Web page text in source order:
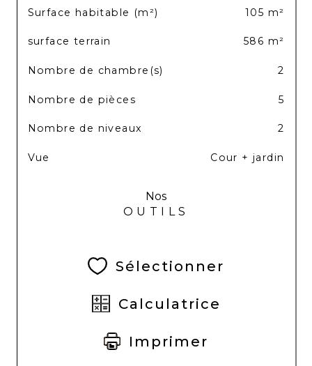
Surface habitable (m²) 105 m²
surface terrain 586 m²
Nombre de chambre(s) 2
Nombre de pièces 5
Nombre de niveaux 2
Vue Cour + jardin
Nos
OUTILS
Sélectionner
Calculatrice
Imprimer